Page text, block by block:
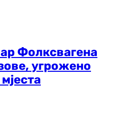
Фолксвагена
угрожено